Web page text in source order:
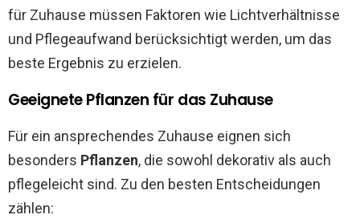
für Zuhause müssen Faktoren wie Lichtverhältnisse
und Pflegeaufwand berücksichtigt werden, um das
beste Ergebnis zu erzielen.
Geeignete Pflanzen für das Zuhause
Für ein ansprechendes Zuhause eignen sich
besonders Pflanzen, die sowohl dekorativ als auch
pflegeleicht sind. Zu den besten Entscheidungen
zählen: